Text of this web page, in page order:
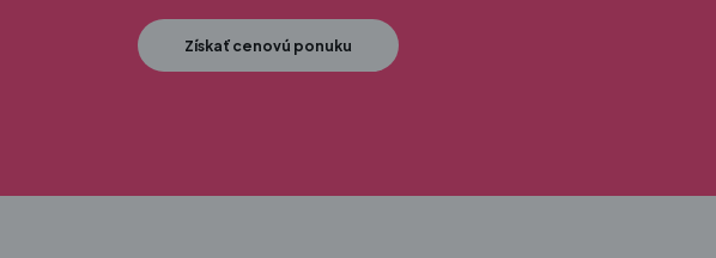
Získať cenovú ponuku